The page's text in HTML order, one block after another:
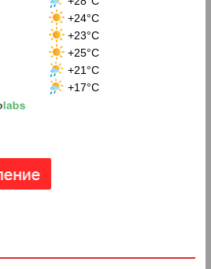
+24°C
+23°C
+25°C
+21°C
+17°C